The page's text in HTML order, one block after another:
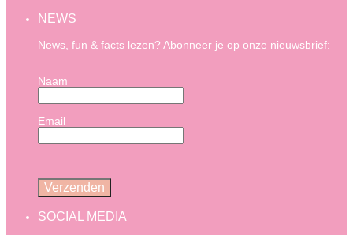
NEWS
News, fun & facts lezen? Abonneer je op onze nieuwsbrief:
Naam
Email
SOCIAL MEDIA